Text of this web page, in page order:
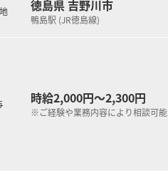
徳島県 吉野川市
鴨島駅 (JR徳島線)
時給2,000円～2,300円
※ご経験や業務内容により相談可能